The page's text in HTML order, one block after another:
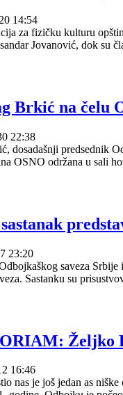
14:54
za fizičku kulturu
Jovanović, dok su
Brkić na čelu
22:38
dosadašnji predsednik
OSNO održana u sali
23:20
saveza Srbije
Sastanku su
Željko
16:46
nas je još jedan as